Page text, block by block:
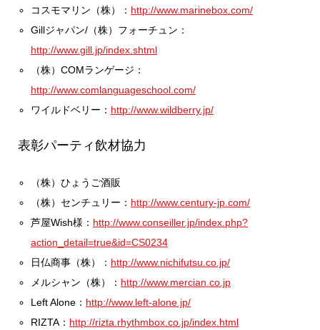
コスモマリン（株）： http://www.marinebox.com/
Gillジャパン/（株）フォーチュン：
http://www.gill.jp/index.shtml
（株）COMランゲージ：
http://www.comlanguageschool.com/
ワイルドベリー： http://www.wildberry.jp/
表彰パーティ飲材協力
（株）ひょうご酒販
（株）センチュリー： http://www.century-jp.com/
芦屋Wish様： http://www.conseiller.jp/index.php?
action_detail=true&id=CS0234
日仏商事（株）： http://www.nichifutsu.co.jp/
メルシャン（株）： http://www.mercian.co.jp
Left Alone： http://www.left-alone.jp/
RIZTA： http://rizta.rhythmbox.co.jp/index.html